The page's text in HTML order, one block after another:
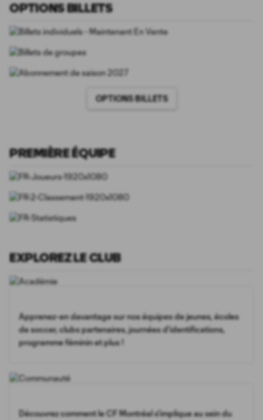
OPTIONS BILLETS
OPTIONS BILLETS
PREMIÈRE ÉQUIPE
EXPLOREZ LE CLUB
Apprenez-en davantage sur nos équipes de jeunes, écoles
de soccer, clubs partenaires, journées d'identifications,
programme féminin et plus !
Découvrez comment le CF Montréal s'implique au sein du